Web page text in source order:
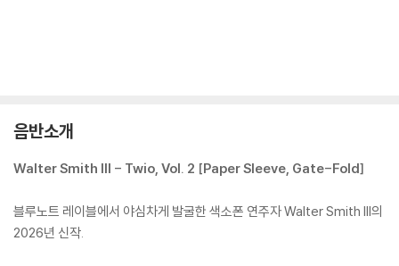
음반소개
Walter Smith III - Twio, Vol. 2 [Paper Sleeve, Gate-Fold]
블루노트 레이블에서 야심차게 발굴한 색소폰 연주자 Walter Smith III의
2026년 신작.